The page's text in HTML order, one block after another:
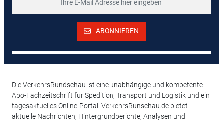
ABONNIEREN
Die VerkehrsRundschau ist eine unabhängige und kompetente
Abo-Fachzeitschrift für Spedition, Transport und Logistik und ein
tagesaktuelles Online-Portal. VerkehrsRunschau.de bietet
aktuelle Nachrichten, Hintergrundberichte, Analysen und